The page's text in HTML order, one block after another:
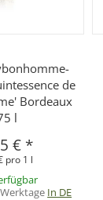
de
Bordeaux
l
€ *
pro 1 l
In DE